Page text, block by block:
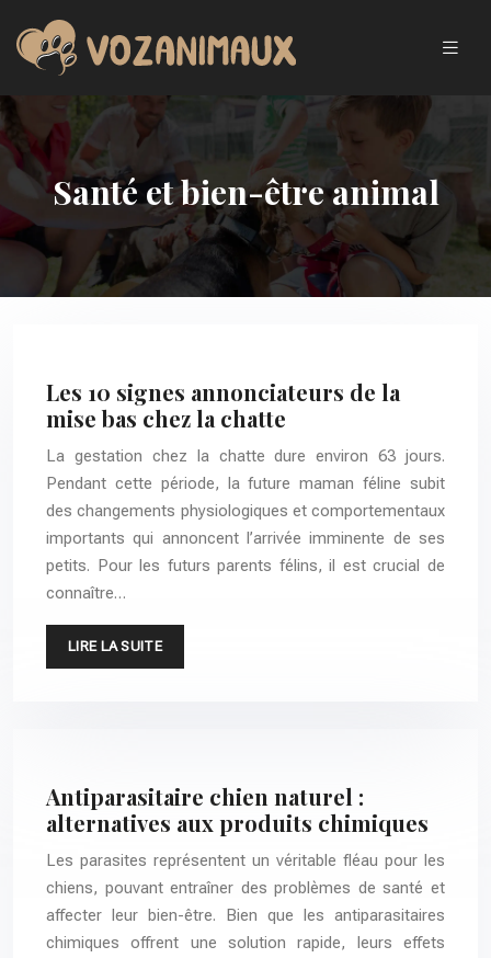
Santé et bien-être animal
Les 10 signes annonciateurs de la
mise bas chez la chatte
La gestation chez la chatte dure environ 63 jours.
Pendant cette période, la future maman féline subit
des changements physiologiques et comportementaux
importants qui annoncent l’arrivée imminente de ses
petits. Pour les futurs parents félins, il est crucial de
connaître…
LIRE LA SUITE
Antiparasitaire chien naturel :
alternatives aux produits chimiques
Les parasites représentent un véritable fléau pour les
chiens, pouvant entraîner des problèmes de santé et
affecter leur bien-être. Bien que les antiparasitaires
chimiques offrent une solution rapide, leurs effets